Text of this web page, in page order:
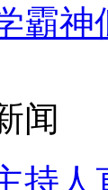
霸神
闻
持人